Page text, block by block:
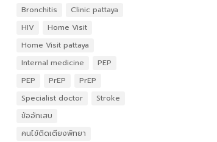
Bronchitis
Clinic pattaya
HIV
Home Visit
Home Visit pattaya
Internal medicine
PEP
PEP
PrEP
PrEP
Specialist doctor
Stroke
ข้ออักเสบ
คนไข้ติดเตียงพัทยา